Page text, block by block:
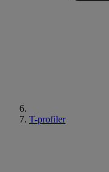
T-profiler